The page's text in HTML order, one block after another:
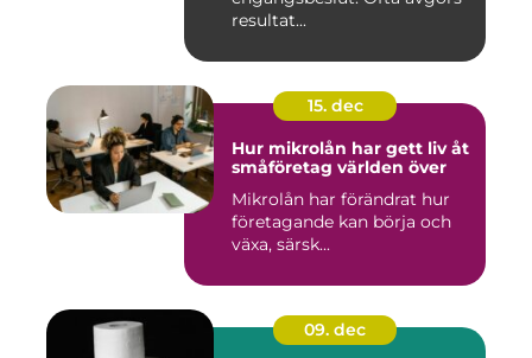
resultat...
15. dec
Hur mikrolån har gett liv åt
småföretag världen över
Mikrolån har förändrat hur
företagande kan börja och
växa, särsk...
09. dec